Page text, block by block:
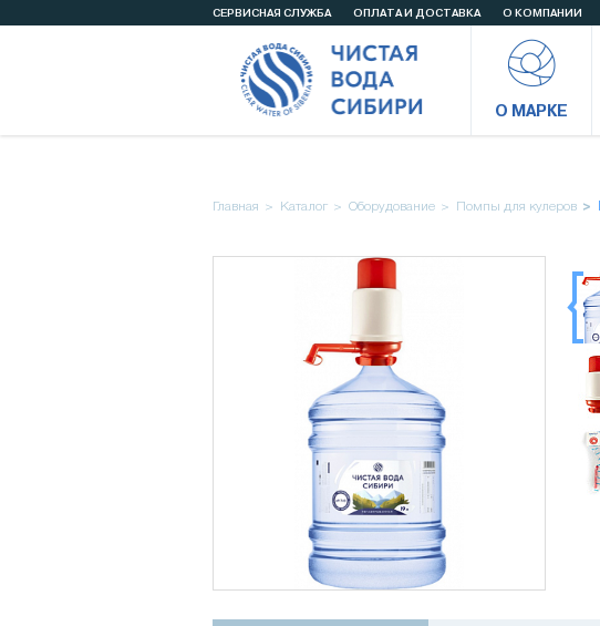
СЕРВИСНАЯ СЛУЖБА ОПЛАТА И ДОСТАВКА О КОМПАНИИ
О МАРКЕ
Главная Каталог Оборудование Помпы для кулеров